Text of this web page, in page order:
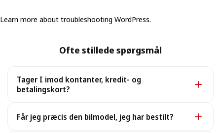
Learn more about troubleshooting WordPress.
Ofte stillede spørgsmål
Tager I imod kontanter, kredit- og
betalingskort?
betalingskort.
Får jeg præcis den bilmodel, jeg har bestilt?